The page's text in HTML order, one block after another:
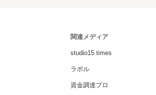
関連メディア
studio15 times
ラボル
資金調達プロ